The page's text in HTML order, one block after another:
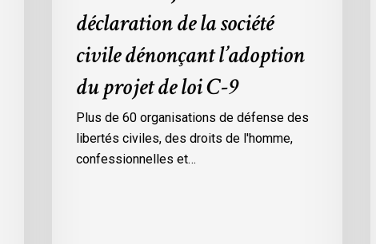
déclaration de la société
civile dénonçant l’adoption
du projet de loi C-9
Plus de 60 organisations de défense des
libertés civiles, des droits de l'homme,
confessionnelles et…